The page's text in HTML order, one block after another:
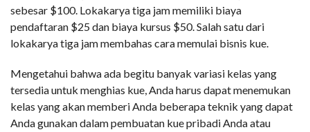
sebesar $100. Lokakarya tiga jam memiliki biaya
pendaftaran $25 dan biaya kursus $50. Salah satu dari
lokakarya tiga jam membahas cara memulai bisnis kue.
Mengetahui bahwa ada begitu banyak variasi kelas yang
tersedia untuk menghias kue, Anda harus dapat menemukan
kelas yang akan memberi Anda beberapa teknik yang dapat
Anda gunakan dalam pembuatan kue pribadi Anda atau